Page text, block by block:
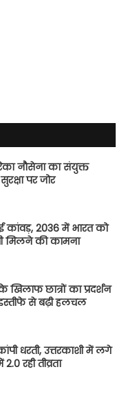
नौसेना का संयुक्त
पर जोर
कांवड़, 2036 में भारत को
मिलने की कामना
के खिलाफ छात्रों का प्रदर्शन
से बढ़ी हलचल
धरती, उत्तरकाशी में लगे
रही तीव्रता